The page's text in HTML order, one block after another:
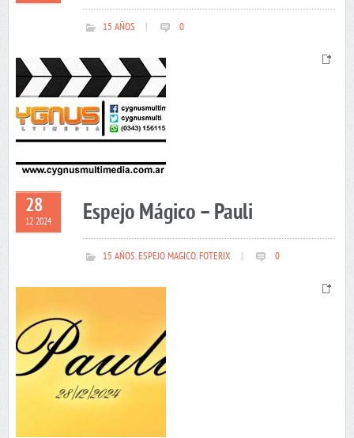
15 AÑOS 0
28
12 2024 Espejo Mágico – Pauli
15 AÑOS,ESPEJO MAGICO,FOTERIX 0